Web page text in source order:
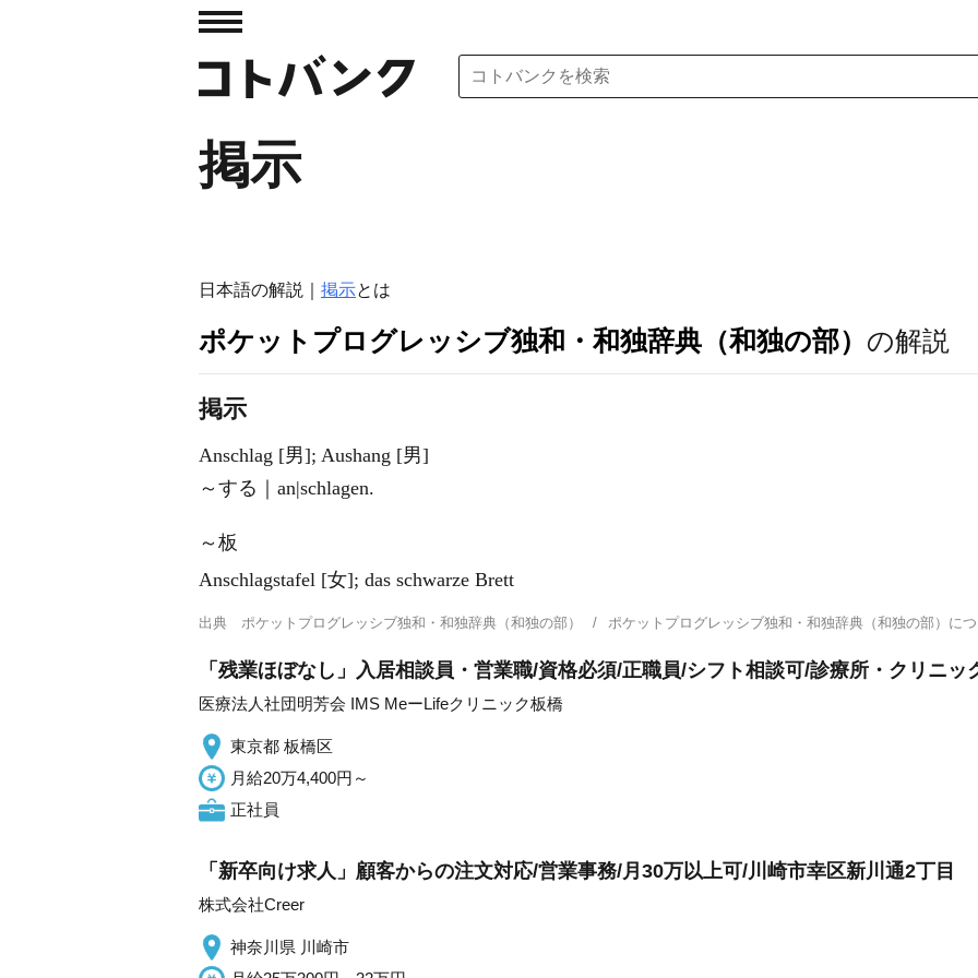
掲示
日本語の解説｜ 掲示とは
ポケットプログレッシブ独和・和独辞典（和独の部） の解説
掲示
Anschlag [男]; Aushang [男]
～する｜an|schlagen.
～板
Anschlagstafel [女]; das schwarze Brett
出典 ポケットプログレッシブ独和・和独辞典（和独の部） ポケットプログレッシブ独和・和独辞典（和独の部）
「残業ほぼなし」入居相談員・営業職/資格必須/正職員/シフト相談可/診療所・クリニッ
医療法人社団明芳会 IMS MeーLifeクリニック板橋
東京都 板橋区
月給20万4,400円～
正社員
「新卒向け求人」顧客からの注文対応/営業事務/月30万以上可/川崎市幸区新川通2丁目
株式会社Creer
神奈川県 川崎市